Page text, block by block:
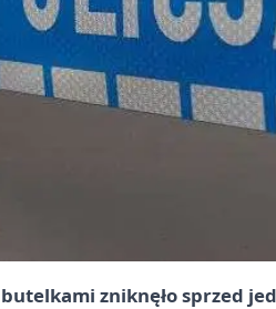
zniknęło sprzed